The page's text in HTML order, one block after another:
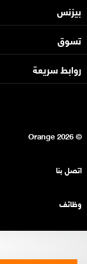
بيزنس
تسوق
روابط سريعة
© Orange
2026
اتصل بنا
وظائف